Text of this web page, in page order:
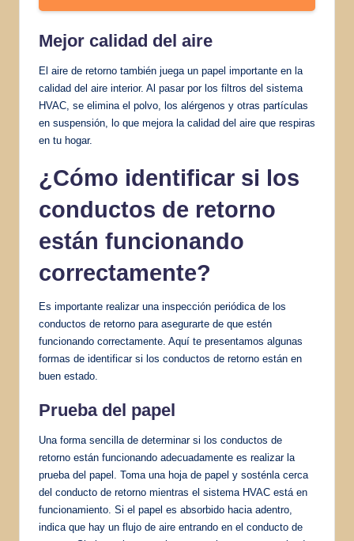
Mejor calidad del aire
El aire de retorno también juega un papel importante en la
calidad del aire interior. Al pasar por los filtros del sistema
HVAC, se elimina el polvo, los alérgenos y otras partículas
en suspensión, lo que mejora la calidad del aire que respiras
en tu hogar.
¿Cómo identificar si los
conductos de retorno
están funcionando
correctamente?
Es importante realizar una inspección periódica de los
conductos de retorno para asegurarte de que estén
funcionando correctamente. Aquí te presentamos algunas
formas de identificar si los conductos de retorno están en
buen estado.
Prueba del papel
Una forma sencilla de determinar si los conductos de
retorno están funcionando adecuadamente es realizar la
prueba del papel. Toma una hoja de papel y sosténla cerca
del conducto de retorno mientras el sistema HVAC está en
funcionamiento. Si el papel es absorbido hacia adentro,
indica que hay un flujo de aire entrando en el conducto de